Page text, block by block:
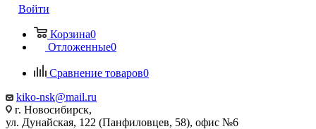
Войти
Корзина0
Отложенные0
Сравнение товаров0
kiko-nsk@mail.ru
г. Новосибирск,
ул. Дунайская, 122 (Панфиловцев, 58), офис №6